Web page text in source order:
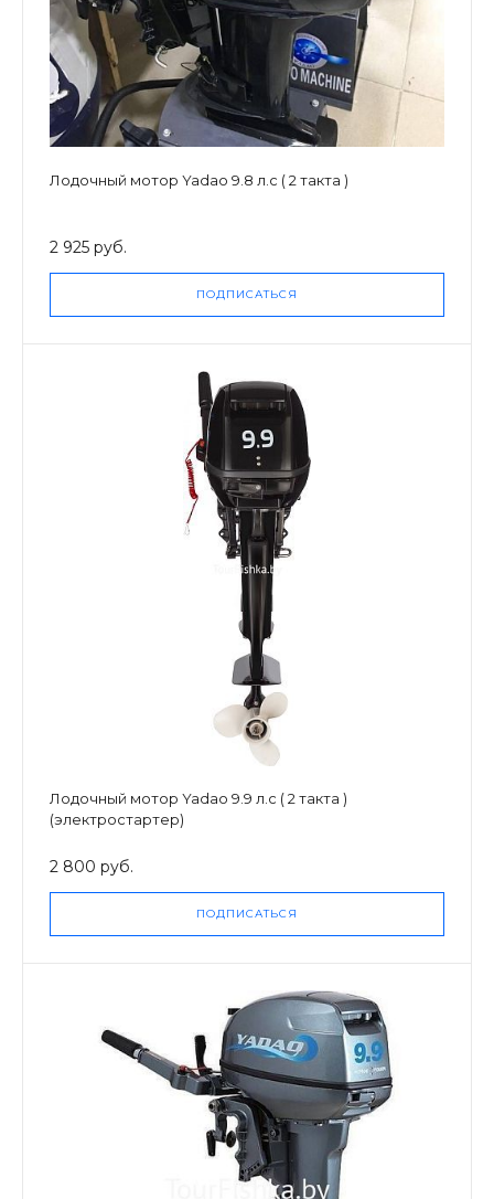
Лодочный мотор Yadao 9.8 л.с ( 2 такта )
2 925 руб.
ПОДПИСАТЬСЯ
Лодочный мотор Yadao 9.9 л.с ( 2 такта )
(электростартер)
2 800 руб.
ПОДПИСАТЬСЯ